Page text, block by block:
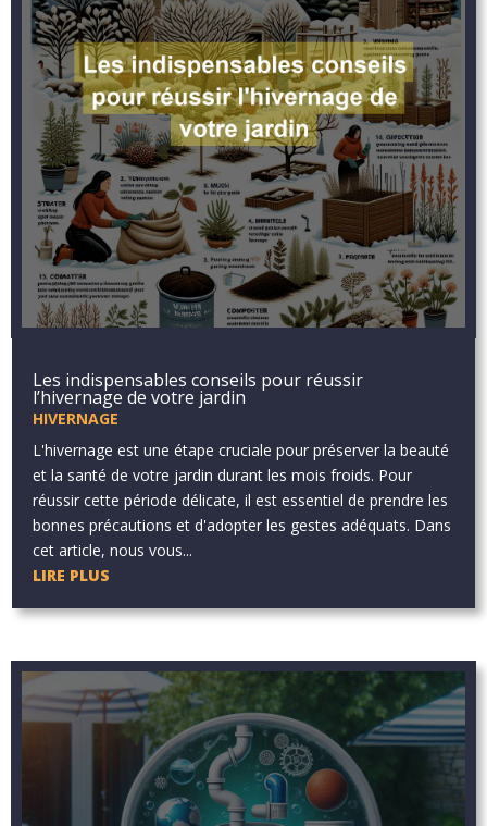
Les indispensables conseils pour réussir
l’hivernage de votre jardin
HIVERNAGE
L'hivernage est une étape cruciale pour préserver la beauté
et la santé de votre jardin durant les mois froids. Pour
réussir cette période délicate, il est essentiel de prendre les
bonnes précautions et d'adopter les gestes adéquats. Dans
cet article, nous vous...
LIRE PLUS